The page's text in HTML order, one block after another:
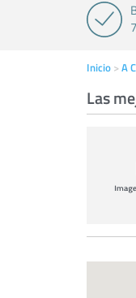
Inicio A
Las